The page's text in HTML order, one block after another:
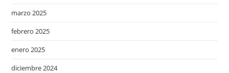
marzo 2025
febrero 2025
enero 2025
diciembre 2024